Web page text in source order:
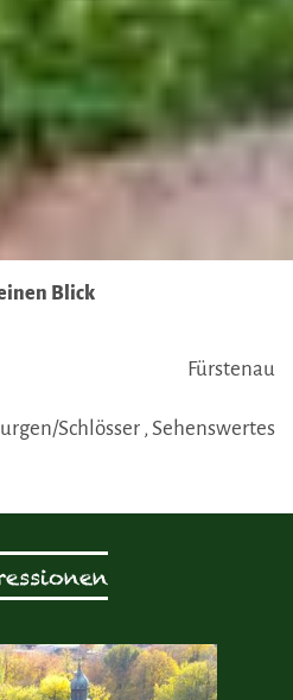
Blick
Fürstenau
Schlösser , Sehenswertes